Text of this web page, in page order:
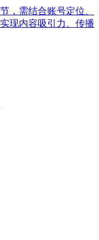
，需结合账号定位、
现内容吸引力、传播